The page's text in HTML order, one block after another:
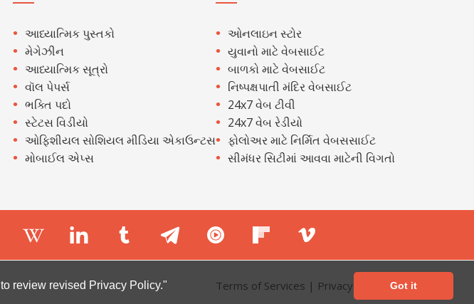
to review revised Privacy Policy." Got it
આધ્યાત્મિક પુસ્તકો
મેગેઝીન
આધ્યાત્મિક સૂત્રો
વૉલ પેપર્સ
ભક્તિ પદો
સ્ટેટસ વિડીયો
ઓફિશીયલ સોશિયલ મીડિયા એકાઉન્ટસ
મોબાઈલ એપ્સ
ઓનલાઇન સ્ટોર
યુવાનો માટે વેબસાઈટ
બાળકો માટે વેબસાઈટ
નિષ્પક્ષપાતી મંદિર વેબસાઈટ
24x7 વેબ ટીવી
24x7 વેબ રેડીયો
ફોલોઅર માટે નિર્મિત વેબસસાઈટ
સીમંધર સિટીમાં આવવા માટેની વિગતો
Terms of Services | Privacy Policy